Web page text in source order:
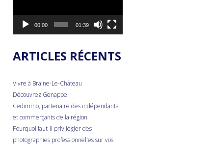
00:00 01:39
ARTICLES RÉCENTS
Vivre à Braine-Le-Château
Découvrez Genappe
Cedimmo, partenaire des indépendants
et commerçants de la région
Pourquoi faut-il privilégier des
photographies professionnelles sur vos